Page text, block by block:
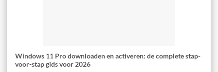
Windows 11 Pro downloaden en activeren: de complete stap-
voor-stap gids voor 2026